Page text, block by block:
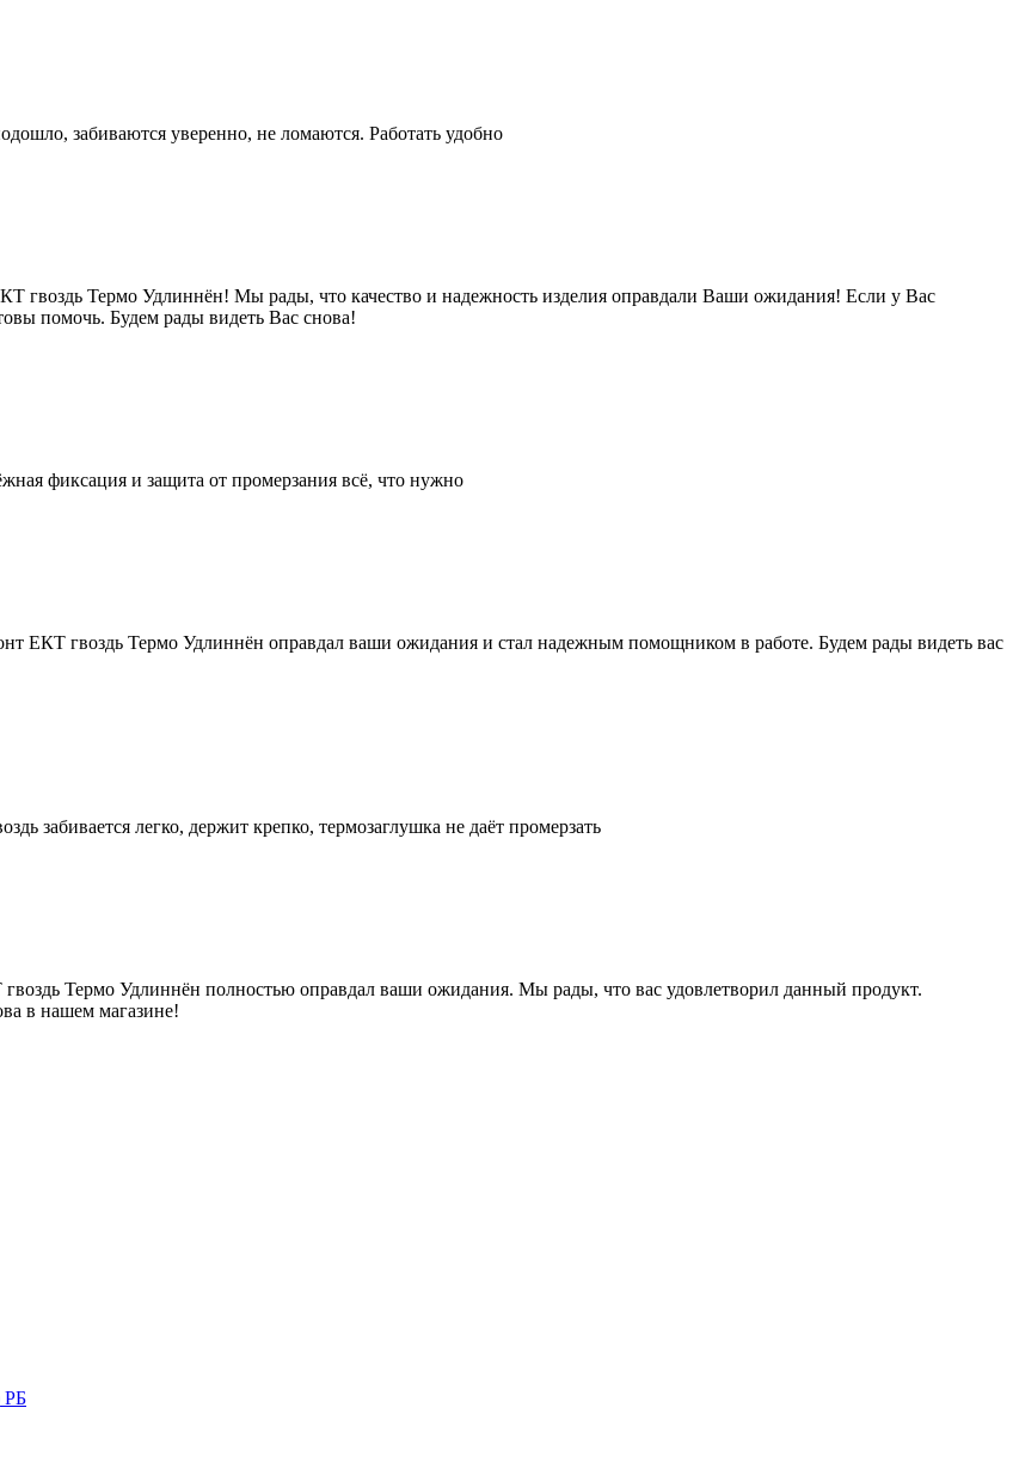
забиваются уверенно, не ломаются. Работать удобно
гвоздь Термо Удлиннён! Мы рады, что качество и надежность изделия оправдали Ваши ожидания! Если у Вас
помочь. Будем рады видеть Вас снова!
фиксация и защита от промерзания всё, что нужно
ЕКТ гвоздь Термо Удлиннён оправдал ваши ожидания и стал надежным помощником в работе. Будем рады видеть вас
забивается легко, держит крепко, термозаглушка не даёт промерзать
Термо Удлиннён полностью оправдал ваши ожидания. Мы рады, что вас удовлетворил данный продукт.
в нашем магазине!